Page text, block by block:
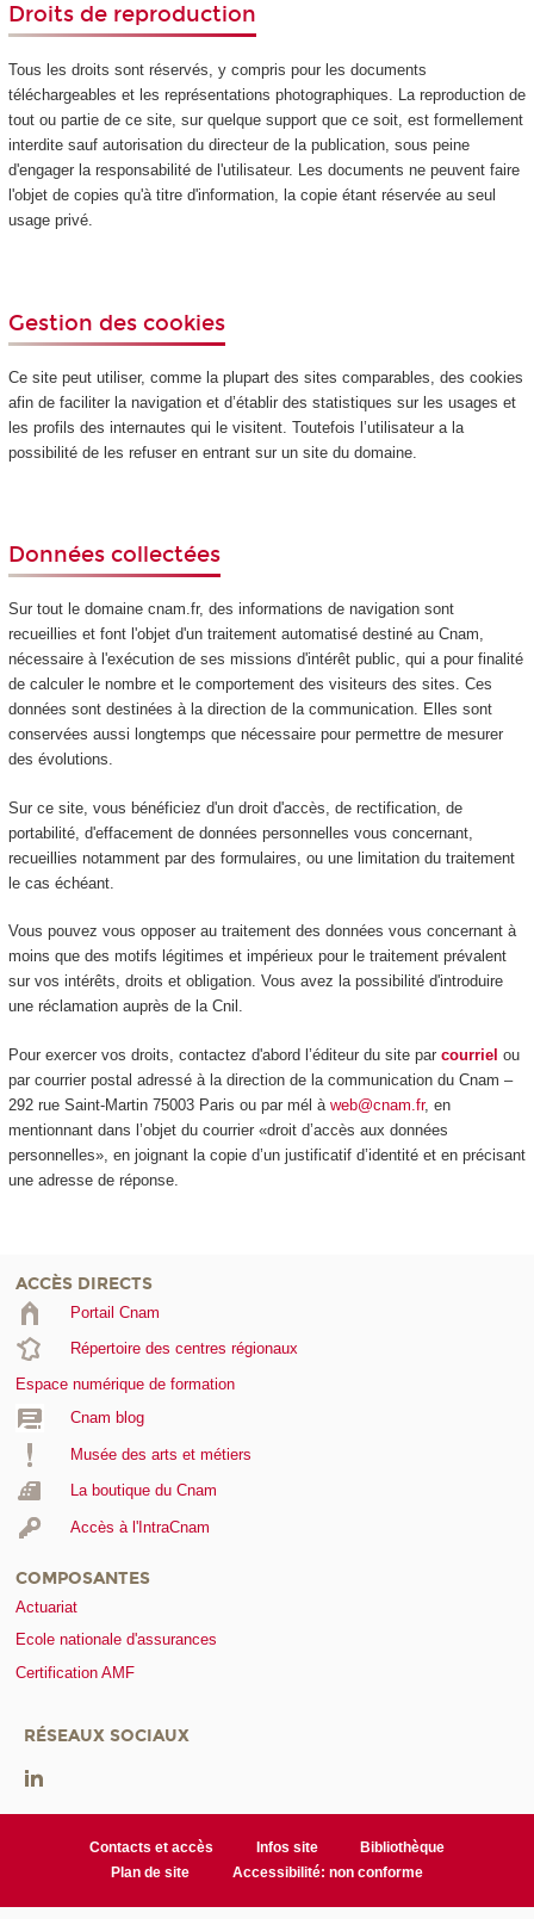
Droits de reproduction
Tous les droits sont réservés, y compris pour les documents
téléchargeables et les représentations photographiques. La reproduction de
tout ou partie de ce site, sur quelque support que ce soit, est formellement
interdite sauf autorisation du directeur de la publication, sous peine
d'engager la responsabilité de l'utilisateur. Les documents ne peuvent faire
l'objet de copies qu'à titre d'information, la copie étant réservée au seul
usage privé.
Gestion des cookies
Ce site peut utiliser, comme la plupart des sites comparables, des cookies
afin de faciliter la navigation et d’établir des statistiques sur les usages et
les profils des internautes qui le visitent. Toutefois l’utilisateur a la
possibilité de les refuser en entrant sur un site du domaine.
Données collectées
Sur tout le domaine cnam.fr, des informations de navigation sont
recueillies et font l'objet d'un traitement automatisé destiné au Cnam,
nécessaire à l'exécution de ses missions d'intérêt public, qui a pour finalité
de calculer le nombre et le comportement des visiteurs des sites. Ces
données sont destinées à la direction de la communication. Elles sont
conservées aussi longtemps que nécessaire pour permettre de mesurer
des évolutions.
Sur ce site, vous bénéficiez d'un droit d'accès, de rectification, de
portabilité, d'effacement de données personnelles vous concernant,
recueillies notamment par des formulaires, ou une limitation du traitement
le cas échéant.
Vous pouvez vous opposer au traitement des données vous concernant à
moins que des motifs légitimes et impérieux pour le traitement prévalent
sur vos intérêts, droits et obligation. Vous avez la possibilité d'introduire
une réclamation auprès de la Cnil.
Pour exercer vos droits, contactez d'abord l’éditeur du site par courriel ou
par courrier postal adressé à la direction de la communication du Cnam –
292 rue Saint-Martin 75003 Paris ou par mél à web@cnam.fr, en
mentionnant dans l’objet du courrier «droit d’accès aux données
personnelles», en joignant la copie d’un justificatif d’identité et en précisant
une adresse de réponse.
ACCÈS DIRECTS
Portail Cnam
Répertoire des centres régionaux
Espace numérique de formation
Cnam blog
Musée des arts et métiers
La boutique du Cnam
Accès à l'IntraCnam
COMPOSANTES
Actuariat
Ecole nationale d'assurances
Certification AMF
RÉSEAUX SOCIAUX
Contacts et accès Infos site
Bibliothèque
Plan de site
Accessibilité: non conforme